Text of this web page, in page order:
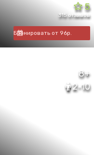
5
315 отзывов
Бронировать от 96р.
8+
2-10